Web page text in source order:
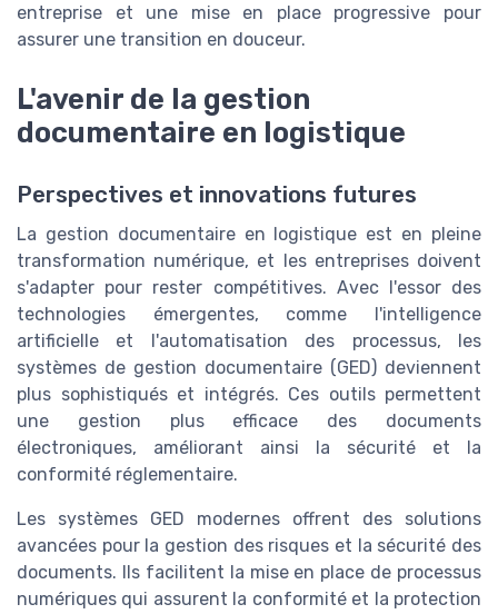
entreprise et une mise en place progressive pour
assurer une transition en douceur.
L'avenir de la gestion
documentaire en logistique
Perspectives et innovations futures
La gestion documentaire en logistique est en pleine
transformation numérique, et les entreprises doivent
s'adapter pour rester compétitives. Avec l'essor des
technologies émergentes, comme l'intelligence
artificielle et l'automatisation des processus, les
systèmes de gestion documentaire (GED) deviennent
plus sophistiqués et intégrés. Ces outils permettent
une gestion plus efficace des documents
électroniques, améliorant ainsi la sécurité et la
conformité réglementaire.
Les systèmes GED modernes offrent des solutions
avancées pour la gestion des risques et la sécurité des
documents. Ils facilitent la mise en place de processus
numériques qui assurent la conformité et la protection